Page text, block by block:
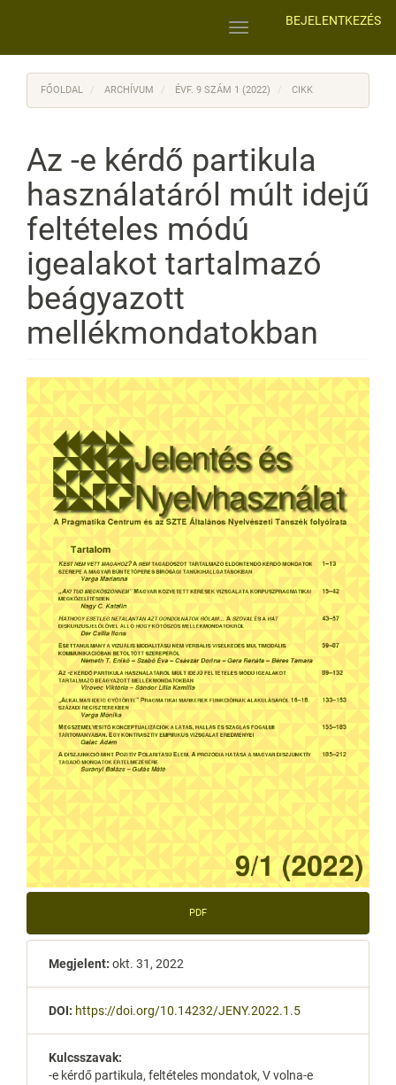
BEJELENTKEZÉS
Toggle
FŐOLDAL ARCHÍVUM ÉVF. 9 SZÁM 1 (2022) CIKK
Az -e kérdő partikula
használatáról múlt idejű
feltételes módú
igealakot tartalmazó
beágyazott
mellékmondatokban
PDF
Megjelent: okt. 31, 2022
DOI: https://doi.org/10.14232/JENY.2022.1.5
Kulcsszavak:
-e kérdő partikula, feltételes mondatok, V volna-e